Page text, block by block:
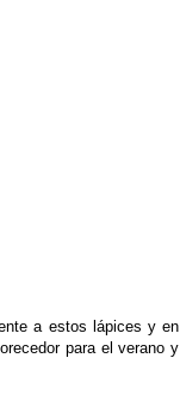
a estos lápices y en
para el verano y